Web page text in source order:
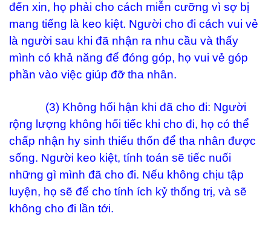
đến xin, họ phải cho cách miễn cưỡng vì sợ bị
mang tiếng là keo kiệt. Người cho đi cách vui vẻ
là người sau khi đã nhận ra nhu cầu và thấy
mình có khả năng để đóng góp, họ vui vẻ góp
phần vào việc giúp đỡ tha nhân.
(3) Không hối hận khi đã cho đi: Người
rộng lượng không hối tiếc khi cho đi, họ có thể
chấp nhận hy sinh thiếu thốn để tha nhân được
sống. Người keo kiệt, tính toán sẽ tiếc nuối
những gì mình đã cho đi. Nếu không chịu tập
luyện, họ sẽ để cho tính ích kỷ thống trị, và sẽ
không cho đi lần tới.